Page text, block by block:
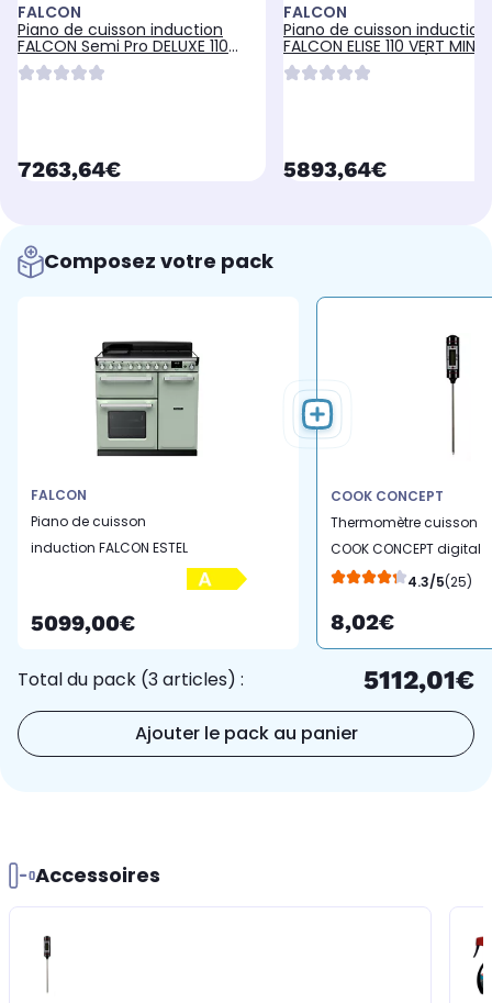
FALCON
Piano de cuisson induction
FALCON Semi Pro DELUXE 110
NOIR CHROME
currentPrice
7263,64€
FALCON
Piano de cuisson induction
FALCON ELISE 110 VERT
MAT NICKEL BROSSÉ
currentPrice
5893,64€
Composez votre pack
FALCON
Piano de cuisson
induction FALCON ESTEL
5099,00€
COOK CONCEPT
Thermomètre cuisson
COOK CONCEPT digital
de cuisine 4.3/5(25)
8,02€
Total du pack (3 articles) : 5112,01€
Ajouter le pack au panier
Accessoires